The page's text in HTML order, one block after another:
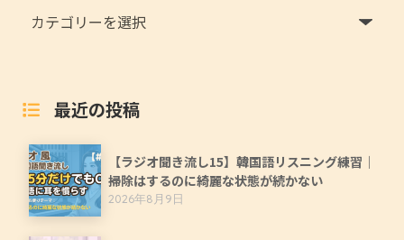
最近の投稿
【ラジオ聞き流し15】韓国語リスニング練習｜
掃除はするのに綺麗な状態が続かない
2026年8月9日